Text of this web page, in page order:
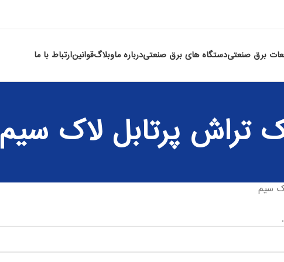
برق صنعتیدستگاه های برق صنعتیدرباره ماوبلاگقوانینارتباط با ما
تراش پرتابل لاک سیم
سیم